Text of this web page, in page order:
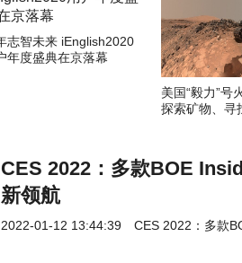
志智未来 iEnglish2020
年度盛典在京落幕
美国“毅力”号
探索矿物、寻
CES 2022：多款BOE
新领航
2022-01-12 13:44:39 CES 2022：多款